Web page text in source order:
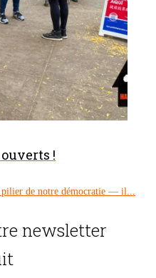
!
pilier de notre démocratie — il...
newsletter